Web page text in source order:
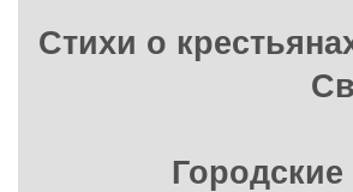
Стихи о